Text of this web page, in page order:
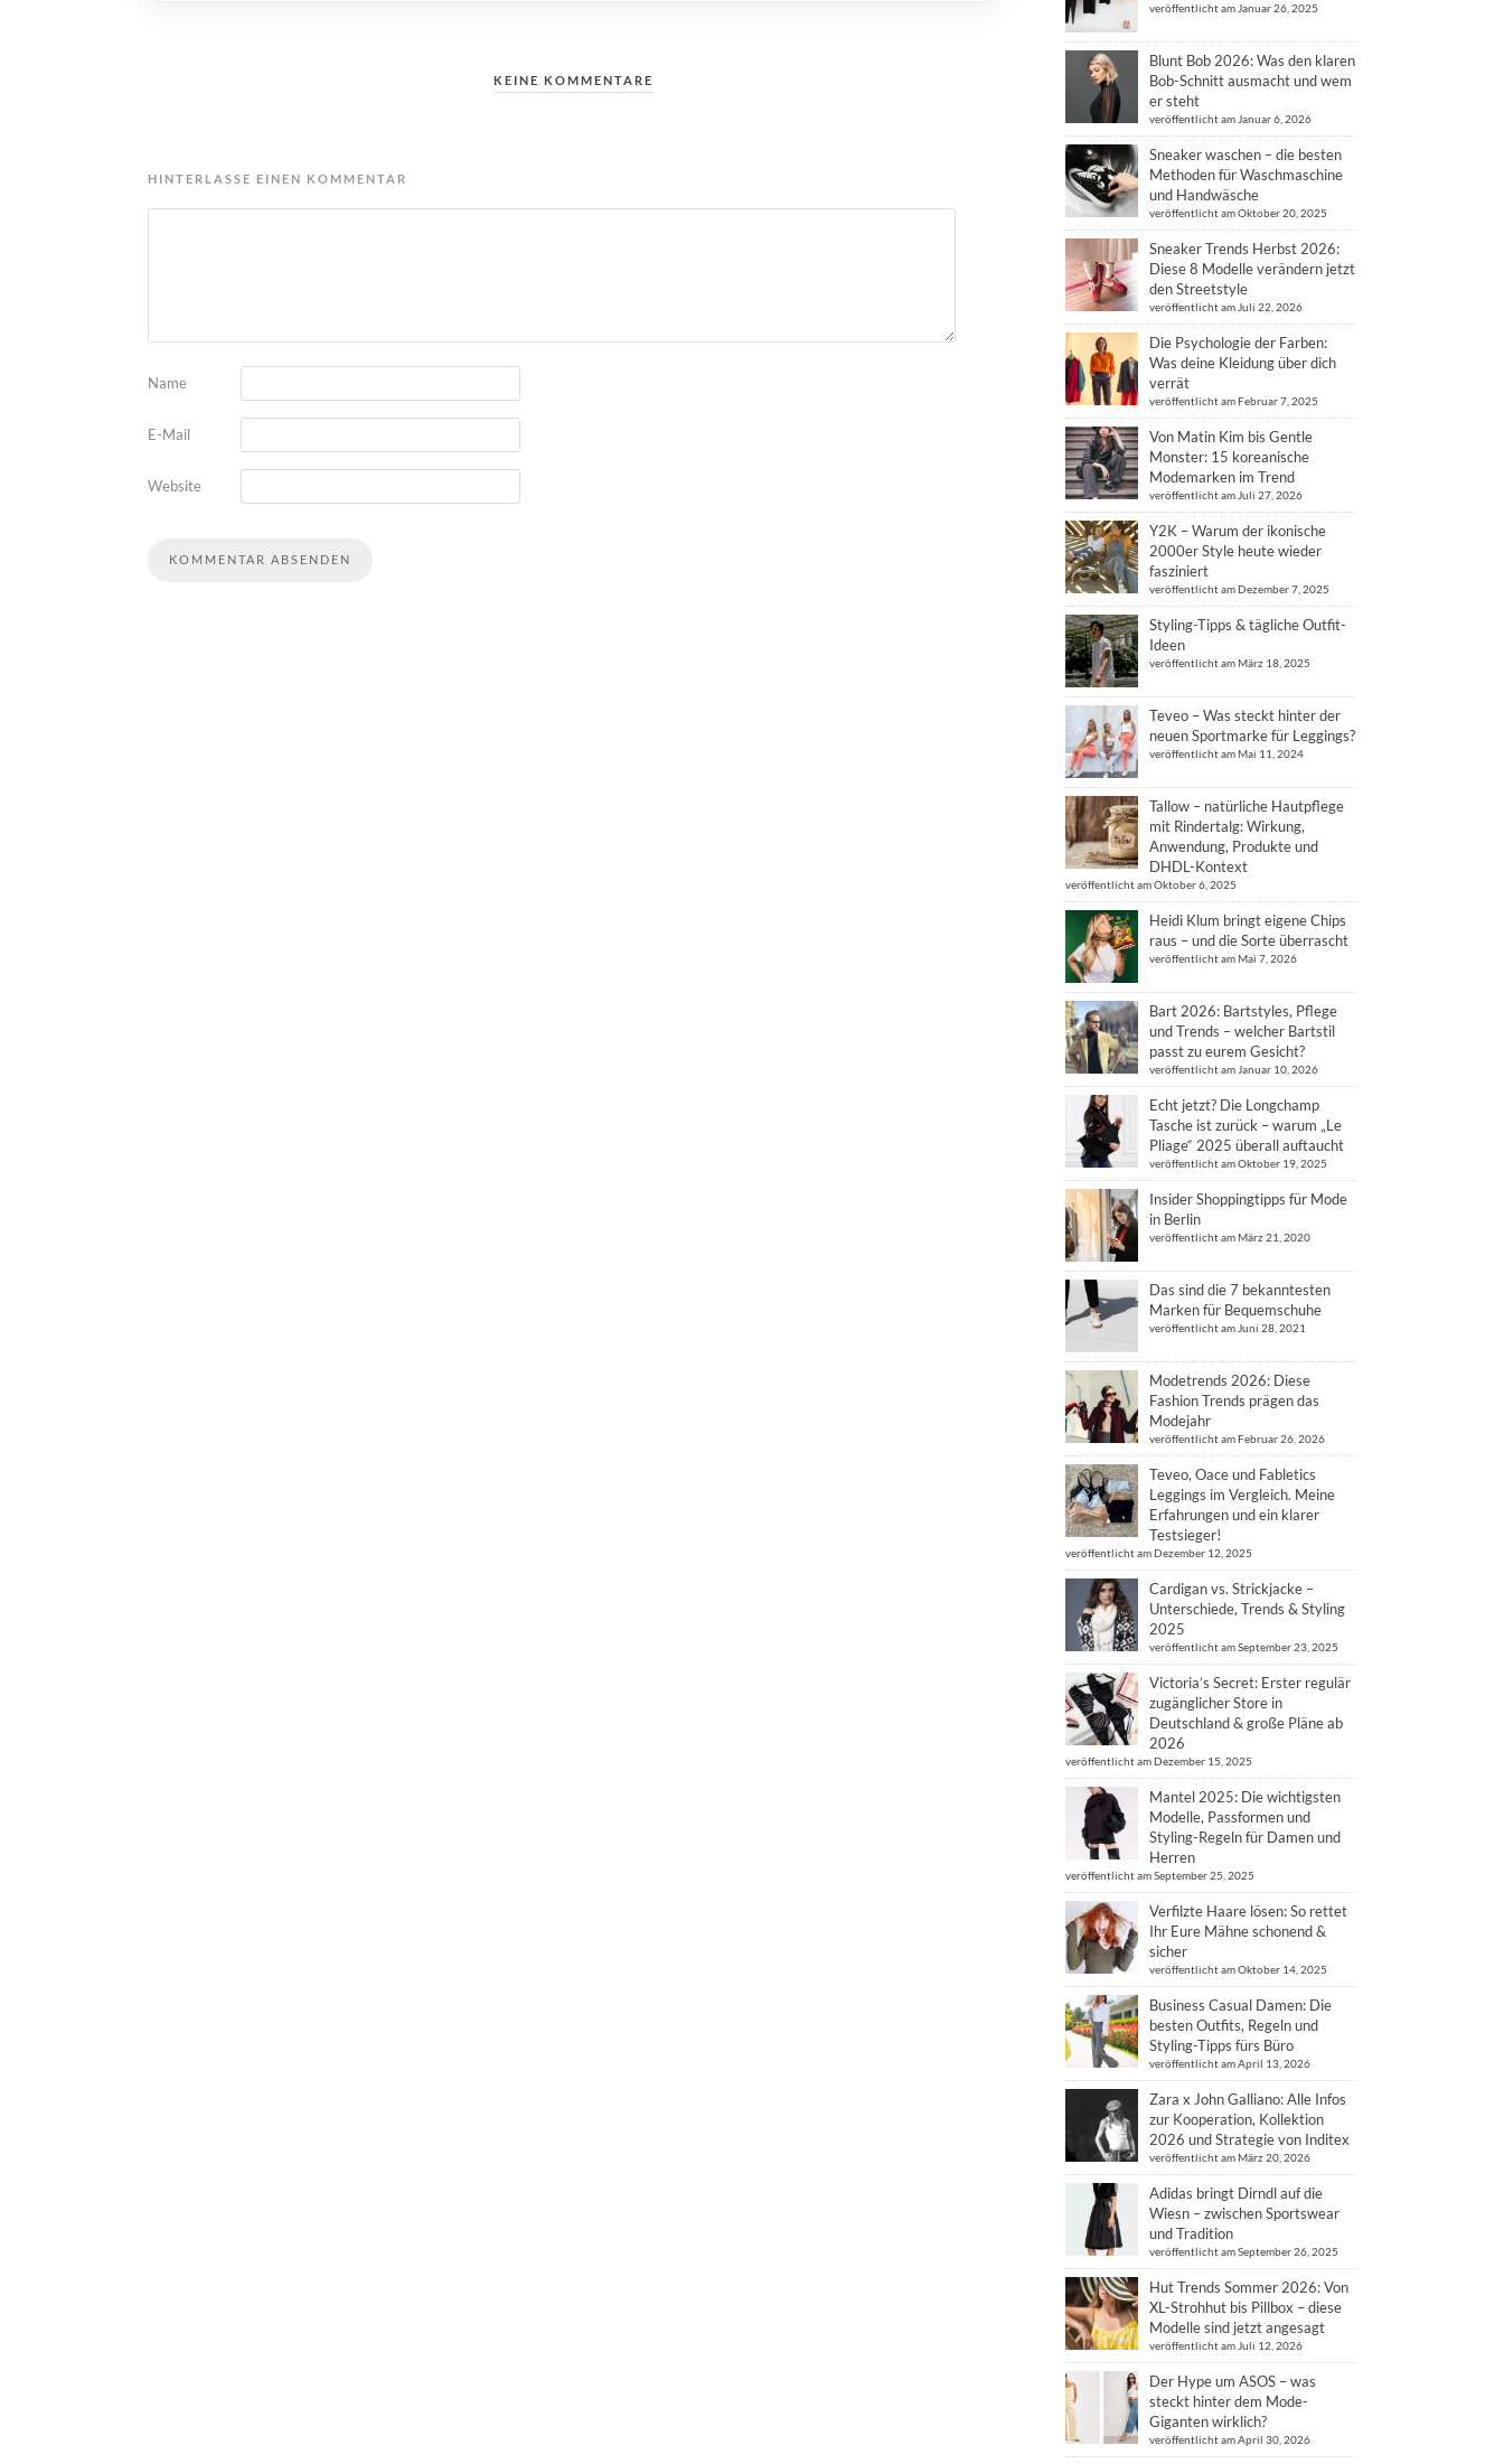
KEINE KOMMENTARE
HINTERLASSE EINEN KOMMENTAR
Name
E-Mail
Website
veröffentlicht am Januar 26, 2025
Blunt Bob 2026: Was den klaren
Bob-Schnitt ausmacht und wem
er steht
veröffentlicht am Januar 6, 2026
Sneaker waschen – die besten
Methoden für Waschmaschine
und Handwäsche
veröffentlicht am Oktober 20, 2025
Sneaker Trends Herbst 2026:
Diese 8 Modelle verändern jetzt
den Streetstyle
veröffentlicht am Juli 22, 2026
Die Psychologie der Farben:
Was deine Kleidung über dich
verrät
veröffentlicht am Februar 7, 2025
Von Matin Kim bis Gentle
Monster: 15 koreanische
Modemarken im Trend
veröffentlicht am Juli 27, 2026
Y2K – Warum der ikonische
2000er Style heute wieder
fasziniert
veröffentlicht am Dezember 7, 2025
Styling-Tipps & tägliche Outfit-
Ideen
veröffentlicht am März 18, 2025
Teveo – Was steckt hinter der
neuen Sportmarke für Leggings?
veröffentlicht am Mai 11, 2024
Tallow – natürliche Hautpflege
mit Rindertalg: Wirkung,
Anwendung, Produkte und
DHDL-Kontext
veröffentlicht am Oktober 6, 2025
Heidi Klum bringt eigene Chips
raus – und die Sorte überrascht
veröffentlicht am Mai 7, 2026
Bart 2026: Bartstyles, Pflege
und Trends – welcher Bartstil
passt zu eurem Gesicht?
veröffentlicht am Januar 10, 2026
Echt jetzt? Die Longchamp
Tasche ist zurück – warum „Le
Pliage“ 2025 überall auftaucht
veröffentlicht am Oktober 19, 2025
Insider Shoppingtipps für Mode
in Berlin
veröffentlicht am März 21, 2020
Das sind die 7 bekanntesten
Marken für Bequemschuhe
veröffentlicht am Juni 28, 2021
Modetrends 2026: Diese
Fashion Trends prägen das
Modejahr
veröffentlicht am Februar 26, 2026
Teveo, Oace und Fabletics
Leggings im Vergleich. Meine
Erfahrungen und ein klarer
Testsieger!
veröffentlicht am Dezember 12, 2025
Cardigan vs. Strickjacke –
Unterschiede, Trends & Styling
2025
veröffentlicht am September 23, 2025
Victoria’s Secret: Erster regulär
zugänglicher Store in
Deutschland & große Pläne ab
2026
veröffentlicht am Dezember 15, 2025
Mantel 2025: Die wichtigsten
Modelle, Passformen und
Styling-Regeln für Damen und
Herren
veröffentlicht am September 25, 2025
Verfilzte Haare lösen: So rettet
Ihr Eure Mähne schonend &
sicher
veröffentlicht am Oktober 14, 2025
Business Casual Damen: Die
besten Outfits, Regeln und
Styling-Tipps fürs Büro
veröffentlicht am April 13, 2026
Zara x John Galliano: Alle Infos
zur Kooperation, Kollektion
2026 und Strategie von Inditex
veröffentlicht am März 20, 2026
Adidas bringt Dirndl auf die
Wiesn – zwischen Sportswear
und Tradition
veröffentlicht am September 26, 2025
Hut Trends Sommer 2026: Von
XL-Strohhut bis Pillbox – diese
Modelle sind jetzt angesagt
veröffentlicht am Juli 12, 2026
Der Hype um ASOS – was
steckt hinter dem Mode-
Giganten wirklich?
veröffentlicht am April 30, 2026